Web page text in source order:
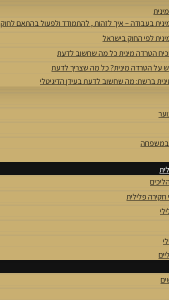
בעבודה – איך לזהות , להתמודד ולפעול בהתאם לחוק
לפי החוק בישראל
הטרדה מינית כל מה שחשוב לדעת
על הטרדה מינית? כל מה שצריך לדעת
ברשת: מה שחשוב לדעת בעידן הדיגיטלי
במשפחה
חקירה פלילית